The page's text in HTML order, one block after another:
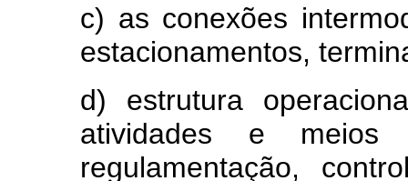
c) as conexões
estacionamentos,
d) estrutura
atividades e meios
regulamentação,